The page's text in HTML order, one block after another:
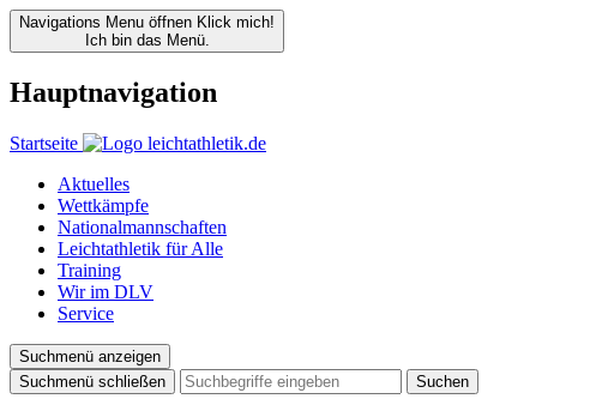
Navigations Menu öffnen Klick mich!
Ich bin das Menü.
Hauptnavigation
Startseite
Aktuelles
Wettkämpfe
Nationalmannschaften
Leichtathletik für Alle
Training
Wir im DLV
Service
Suchmenü anzeigen
Suchmenü schließen
Suchen